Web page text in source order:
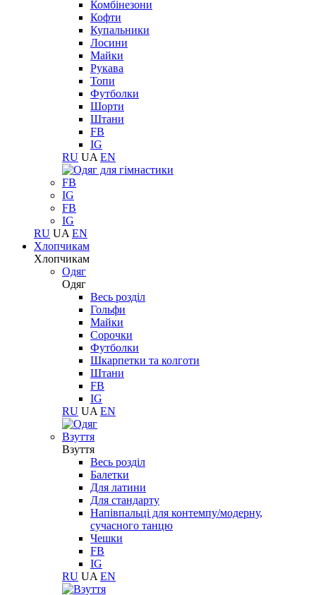
Комбінезони
Кофти
Купальники
Лосини
Майки
Рукава
Топи
Футболки
Шорти
Штани
FB
IG
RU UA EN
FB
IG
FB
IG
RU UA EN
Хлопчикам
Хлопчикам
Одяг
Одяг
Весь розділ
Гольфи
Майки
Сорочки
Футболки
Шкарпетки та колготи
Штани
FB
IG
RU UA EN
Взуття
Взуття
Весь розділ
Балетки
Для латини
Для стандарту
Напівпальці для контемпу/модерну,
сучасного танцю
Чешки
FB
IG
RU UA EN